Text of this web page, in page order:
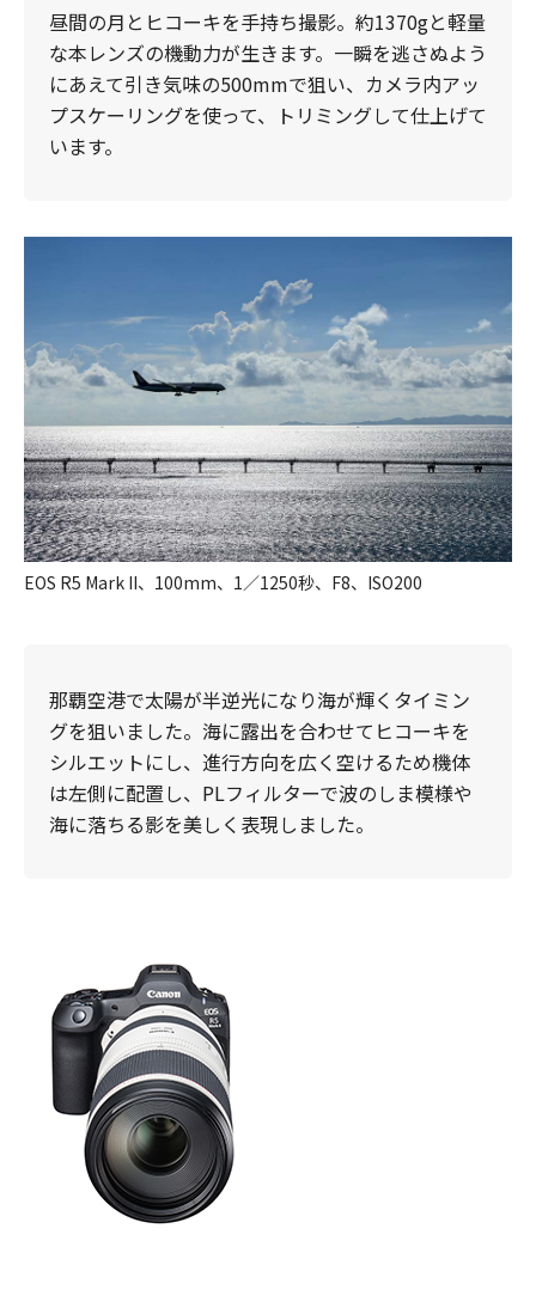
昼間の月とヒコーキを手持ち撮影。約1370gと軽量
な本レンズの機動力が生きます。一瞬を逃さぬよう
にあえて引き気味の500mmで狙い、カメラ内アッ
プスケーリングを使って、トリミングして仕上げて
います。
EOS R5 Mark II、100mm、1／1250秒、F8、ISO200
那覇空港で太陽が半逆光になり海が輝くタイミン
グを狙いました。海に露出を合わせてヒコーキを
シルエットにし、進行方向を広く空けるため機体
は左側に配置し、PLフィルターで波のしま模様や
海に落ちる影を美しく表現しました。